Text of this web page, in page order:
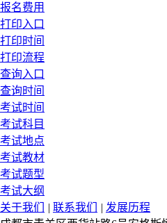
报名费用
打印入口
打印时间
打印流程
查询入口
查询时间
考试时间
考试科目
考试地点
考试教材
考试题型
考试大纲
关于我们
| 联系我们 | 发展历程